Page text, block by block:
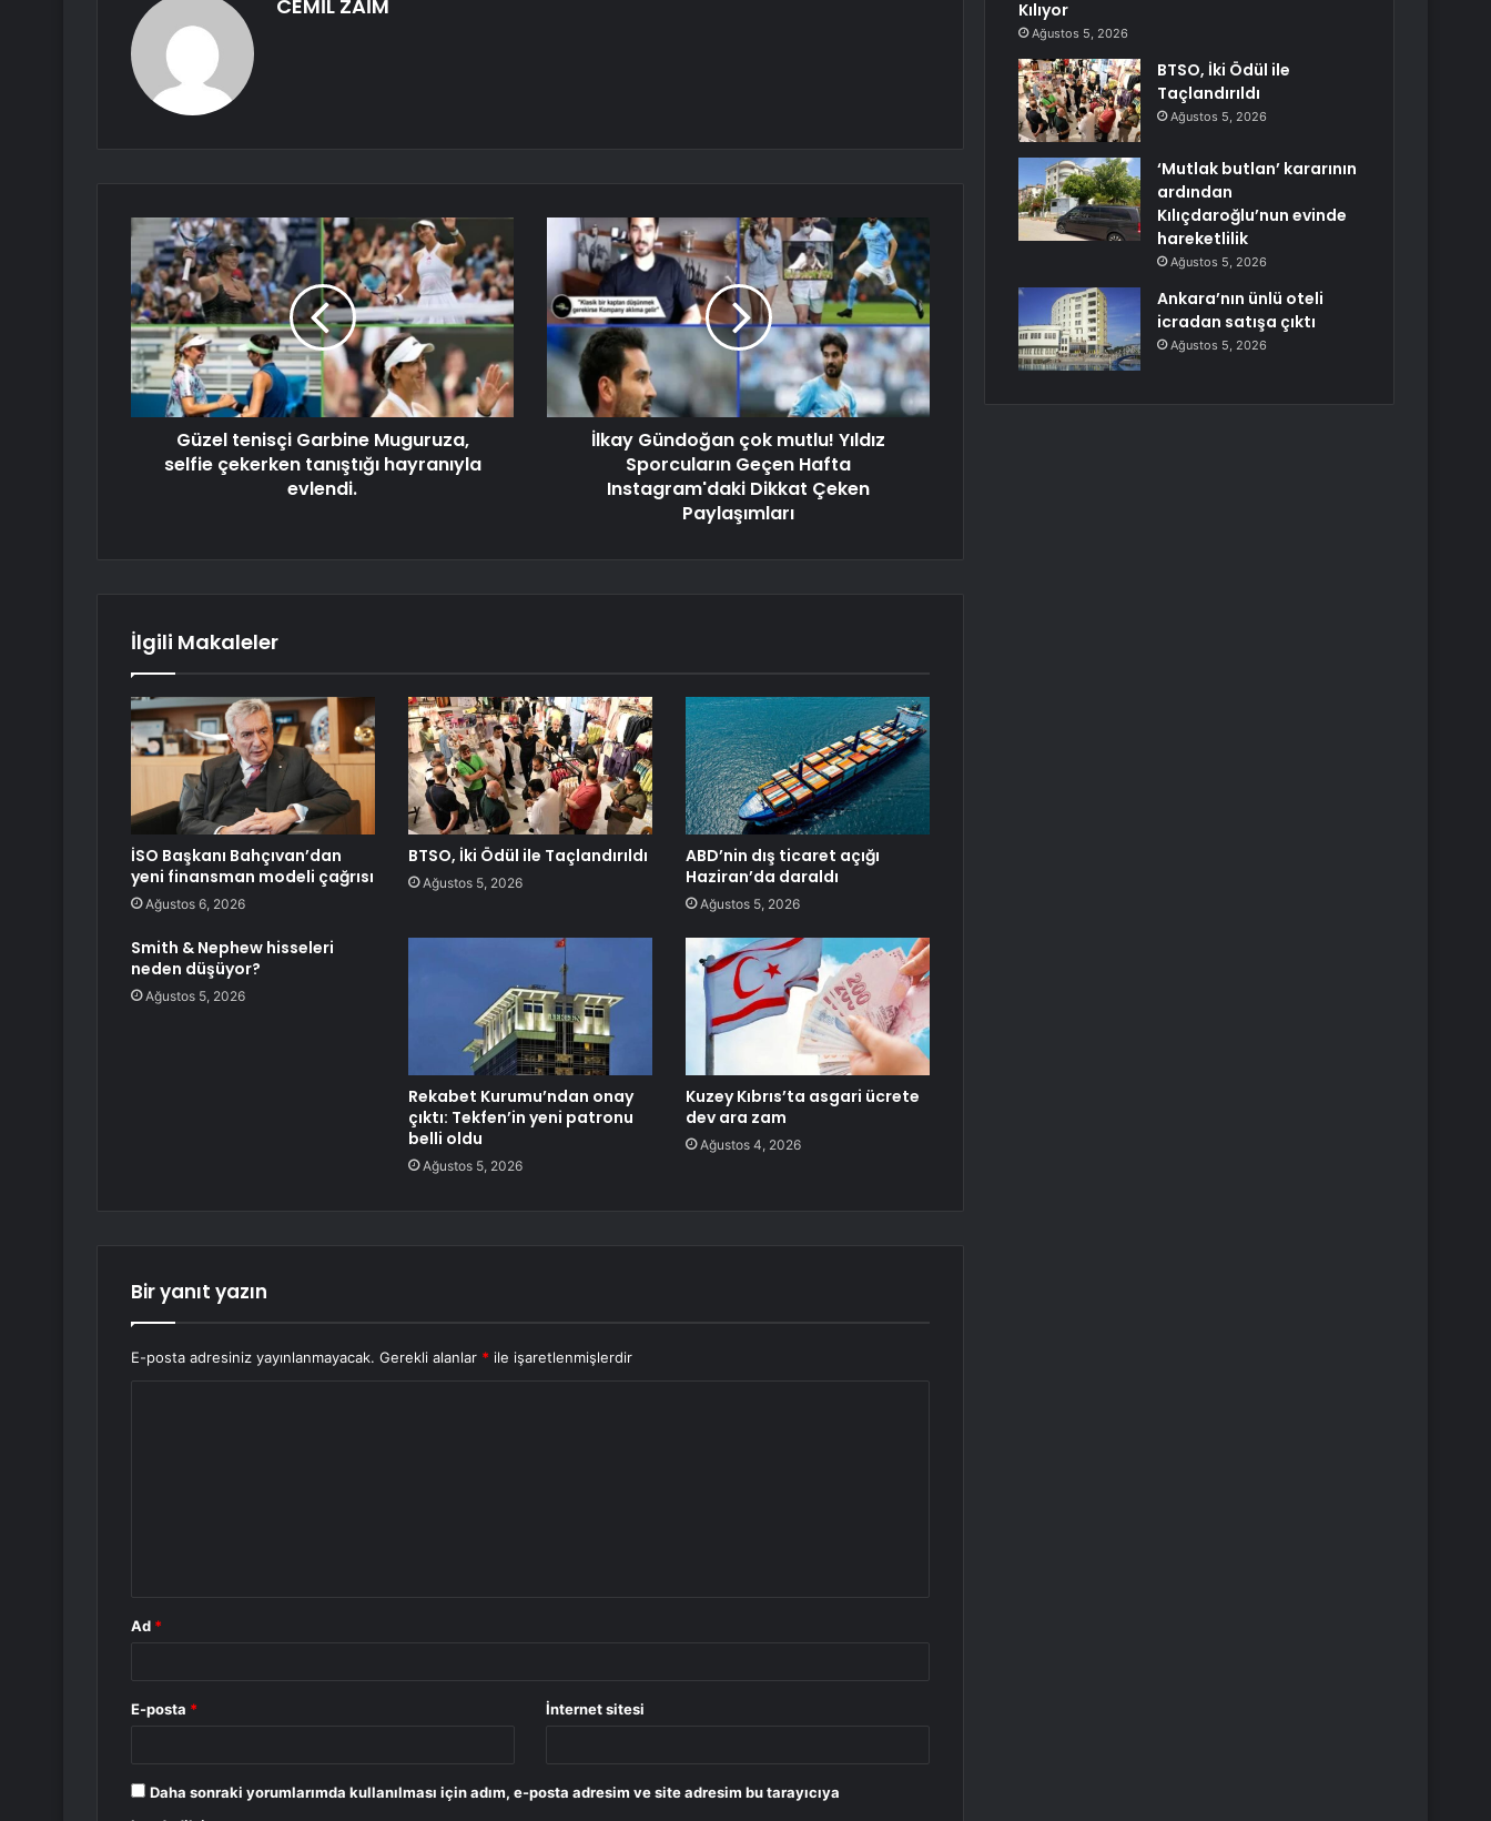
CEMİL ZAİM
Güzel tenisçi Garbine Muguruza,
selfie çekerken tanıştığı hayranıyla
evlendi.
İlkay Gündoğan çok mutlu! Yıldız
Sporcuların Geçen Hafta
Instagram'daki Dikkat Çeken
Paylaşımları
İlgili Makaleler
İSO Başkanı Bahçıvan’dan
yeni finansman modeli çağrısı
Ağustos 6, 2026
BTSO, İki Ödül ile Taçlandırıldı
Ağustos 5, 2026
ABD’nin dış ticaret açığı
Haziran’da daraldı
Ağustos 5, 2026
Smith & Nephew hisseleri
neden düşüyor?
Ağustos 5, 2026
Rekabet Kurumu’ndan onay
çıktı: Tekfen’in yeni patronu
belli oldu
Ağustos 5, 2026
Kuzey Kıbrıs’ta asgari ücrete
dev ara zam
Ağustos 4, 2026
Bir yanıt yazın
E-posta adresiniz yayınlanmayacak. Gerekli alanlar * ile işaretlenmişlerdir
Ad *
E-posta * İnternet sitesi
Daha sonraki yorumlarımda kullanılması için adım, e-posta adresim ve site adresim bu tarayıcıya
Kılıyor
Ağustos 5, 2026
BTSO, İki Ödül ile
Taçlandırıldı
Ağustos 5, 2026
‘Mutlak butlan’ kararının
ardından
Kılıçdaroğlu’nun evinde
hareketlilik
Ağustos 5, 2026
Ankara’nın ünlü oteli
icradan satışa çıktı
Ağustos 5, 2026